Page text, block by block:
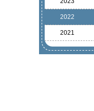
2022
2021